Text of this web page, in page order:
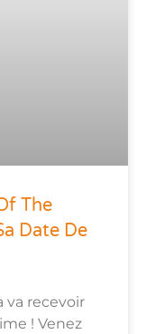
The
Date De
va recevoir
! Venez